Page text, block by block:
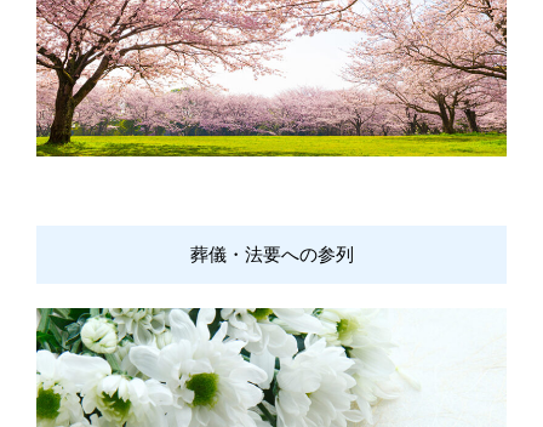
葬儀・法要への参列